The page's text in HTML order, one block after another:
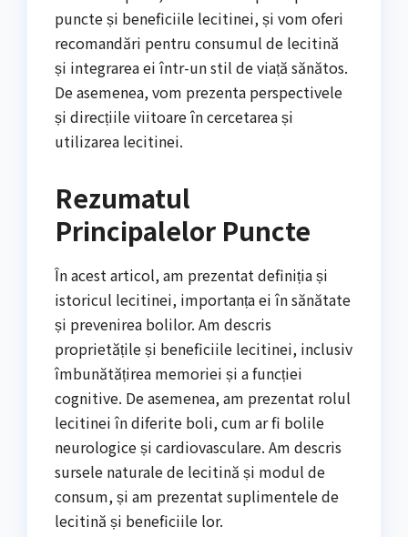
puncte și beneficiile lecitinei, și vom oferi
recomandări pentru consumul de lecitină
și integrarea ei într-un stil de viață sănătos.
De asemenea, vom prezenta perspectivele
și direcțiile viitoare în cercetarea și
utilizarea lecitinei.
Rezumatul
Principalelor Puncte
În acest articol, am prezentat definiția și
istoricul lecitinei, importanța ei în sănătate
și prevenirea bolilor. Am descris
proprietățile și beneficiile lecitinei, inclusiv
îmbunătățirea memoriei și a funcției
cognitive. De asemenea, am prezentat rolul
lecitinei în diferite boli, cum ar fi bolile
neurologice și cardiovasculare. Am descris
sursele naturale de lecitină și modul de
consum, și am prezentat suplimentele de
lecitină și beneficiile lor.